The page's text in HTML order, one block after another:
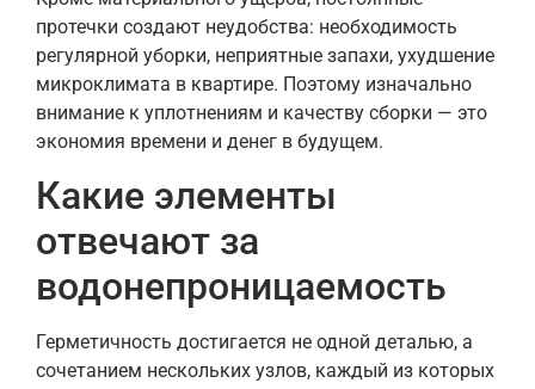
протечки создают неудобства: необходимость
регулярной уборки, неприятные запахи, ухудшение
микроклимата в квартире. Поэтому изначально
внимание к уплотнениям и качеству сборки — это
экономия времени и денег в будущем.
Какие элементы
отвечают за
водонепроницаемость
Герметичность достигается не одной деталью, а
сочетанием нескольких узлов, каждый из которых